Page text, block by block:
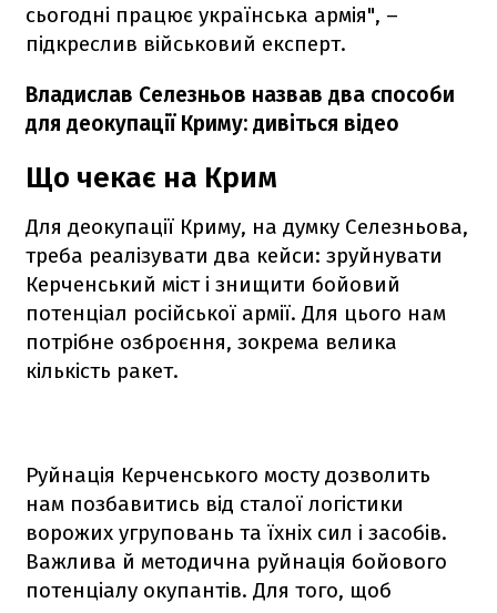
сьогодні працює українська армія", –
підкреслив військовий експерт.
Владислав Селезньов назвав два способи
для деокупації Криму: дивіться відео
Що чекає на Крим
Для деокупації Криму, на думку Селезньова,
треба реалізувати два кейси: зруйнувати
Керченський міст і знищити бойовий
потенціал російської армії. Для цього нам
потрібне озброєння, зокрема велика
кількість ракет.
Руйнація Керченського мосту дозволить
нам позбавитись від сталої логістики
ворожих угруповань та їхніх сил і засобів.
Важлива й методична руйнація бойового
потенціалу окупантів. Для того, щоб